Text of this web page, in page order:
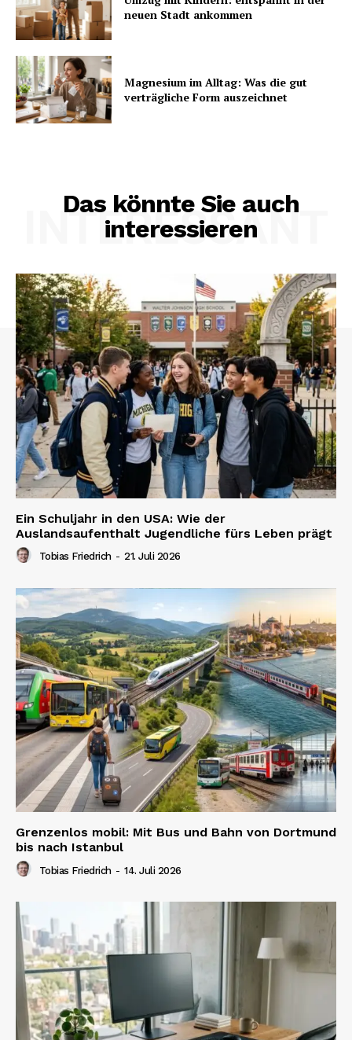
neuen Stadt ankommen
Magnesium im Alltag: Was die gut
verträgliche Form auszeichnet
Das könnte Sie auch
interessieren
INTERESSANT
Ein Schuljahr in den USA: Wie der
Auslandsaufenthalt Jugendliche fürs Leben prägt
Tobias Friedrich - 21. Juli 2026
Grenzenlos mobil: Mit Bus und Bahn von Dortmund
bis nach Istanbul
Tobias Friedrich - 14. Juli 2026